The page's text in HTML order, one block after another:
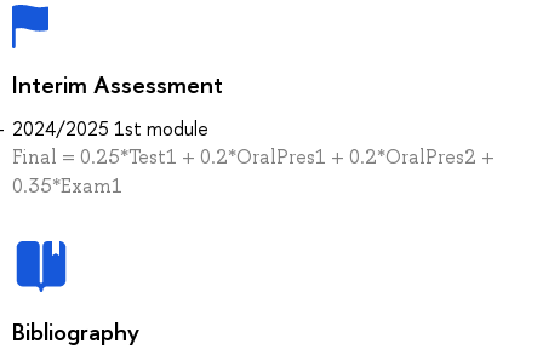
Interim Assessment
2024/2025 1st module
Final = 0.25*Test1 + 0.2*OralPres1 + 0.2*OralPres2 +
0.35*Exam1
Bibliography